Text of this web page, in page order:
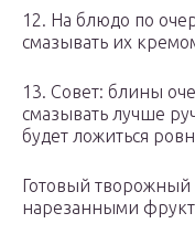
12. На блюдо по
смазывать их
13. Совет: блины
смазывать лучше
будет ложиться
Готовый творожный
нарезанными